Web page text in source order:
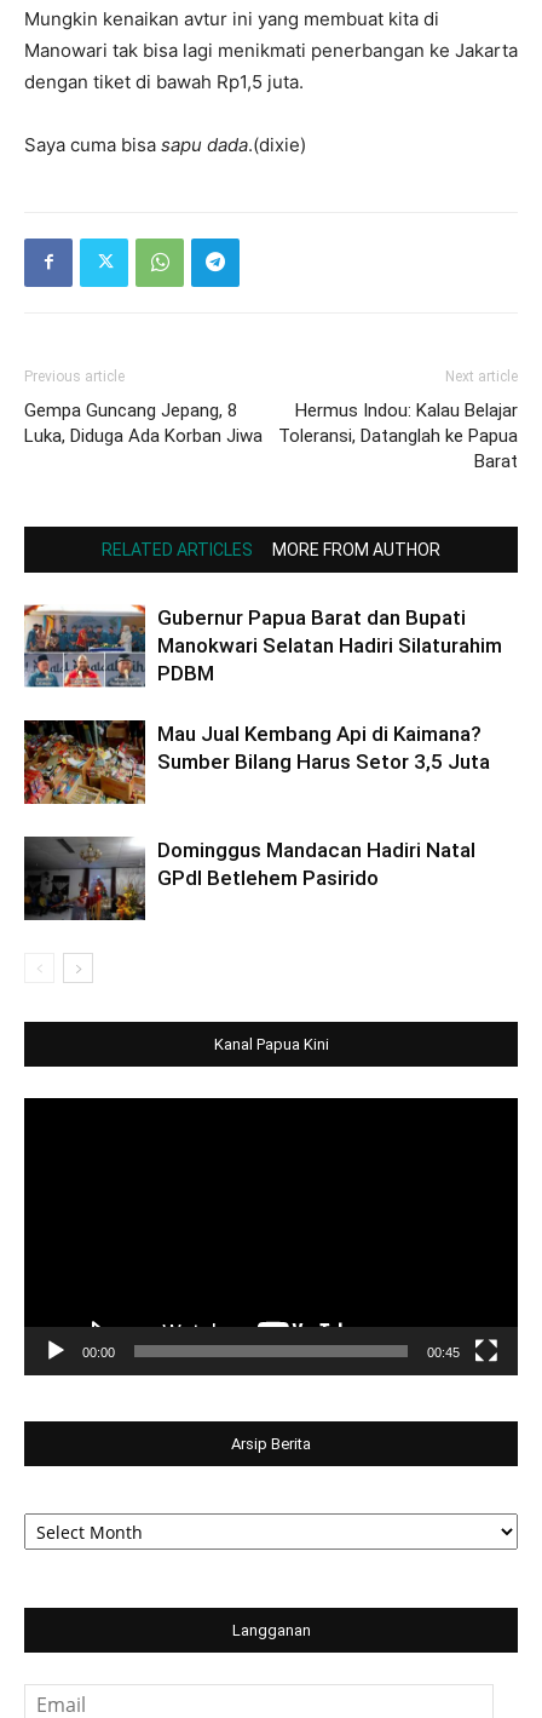
Mungkin kenaikan avtur ini yang membuat kita di
Manowari tak bisa lagi menikmati penerbangan ke Jakarta
dengan tiket di bawah Rp1,5 juta.
Saya cuma bisa sapu dada.(dixie)
Previous article
Gempa Guncang Jepang, 8
Luka, Diduga Ada Korban Jiwa
Next article
Hermus Indou: Kalau Belajar
Toleransi, Datanglah ke Papua
Barat
RELATED ARTICLES MORE FROM AUTHOR
Gubernur Papua Barat dan Bupati
Manokwari Selatan Hadiri Silaturahim
PDBM
Mau Jual Kembang Api di Kaimana?
Sumber Bilang Harus Setor 3,5 Juta
Dominggus Mandacan Hadiri Natal
GPdI Betlehem Pasirido
Kanal Papua Kini
00:00 00:45
Arsip Berita
Arsip
Berita
Langganan
Email